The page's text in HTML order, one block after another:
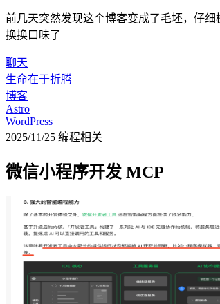
前几天突然发现这个博客变成了毛坯，仔
换换口味了
聊天
生命在于折腾
博客
Astro
WordPress
2025/11/25 编程相关
微信小程序开发 MCP